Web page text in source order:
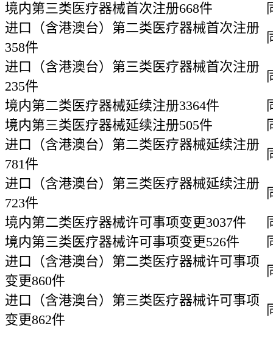
境内第三类医疗器械首次注册668件
进口（含港澳台）第二类医疗器械首次注册
358件
进口（含港澳台）第三类医疗器械首次注册
235件
境内第二类医疗器械延续注册3364件
境内第三类医疗器械延续注册505件
进口（含港澳台）第二类医疗器械延续注册
781件
进口（含港澳台）第三类医疗器械延续注册
723件
境内第二类医疗器械许可事项变更3037件
境内第三类医疗器械许可事项变更526件
进口（含港澳台）第二类医疗器械许可事项
变更860件
进口（含港澳台）第三类医疗器械许可事项
变更862件